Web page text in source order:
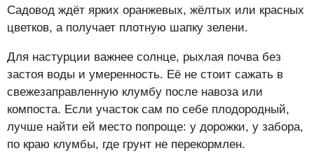
Садовод ждёт ярких оранжевых, жёлтых или красных
цветков, а получает плотную шапку зелени.
Для настурции важнее солнце, рыхлая почва без
застоя воды и умеренность. Её не стоит сажать в
свежезаправленную клумбу после навоза или
компоста. Если участок сам по себе плодородный,
лучше найти ей место попроще: у дорожки, у забора,
по краю клумбы, где грунт не перекормлен.